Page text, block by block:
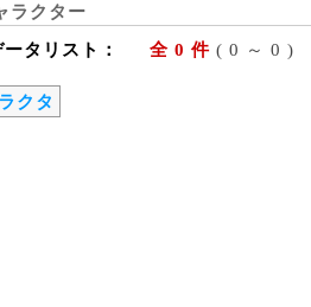
ラクター
ータリスト： 全 0 件 ( 0
クタ